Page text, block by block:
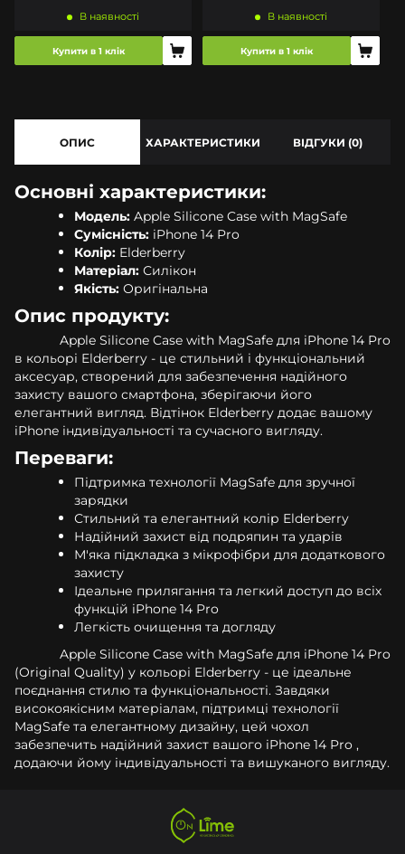
В наявності
Купити в 1 клік
В наявності
Купити в 1 клік
ОПИС ХАРАКТЕРИСТИКИ ВІДГУКИ (0)
Основні характеристики:
Модель: Apple Silicone Case with MagSafe
Сумісність: iPhone 14 Pro
Колір: Elderberry
Матеріал: Силікон
Якість: Оригінальна
Опис продукту:
Apple Silicone Case with MagSafe для iPhone 14 Pro
в кольорі Elderberry - це стильний і функціональний
аксесуар, створений для забезпечення надійного
захисту вашого смартфона, зберігаючи його
елегантний вигляд. Відтінок Elderberry додає вашому
iPhone індивідуальності та сучасного вигляду.
Переваги:
Підтримка технології MagSafe для зручної
зарядки
Стильний та елегантний колір Elderberry
Надійний захист від подряпин та ударів
М'яка підкладка з мікрофібри для додаткового
захисту
Ідеальне прилягання та легкий доступ до всіх
функцій iPhone 14 Pro
Легкість очищення та догляду
Apple Silicone Case with MagSafe для iPhone 14 Pro
(Original Quality) у кольорі Elderberry - це ідеальне
поєднання стилю та функціональності. Завдяки
високоякісним матеріалам, підтримці технології
MagSafe та елегантному дизайну, цей чохол
забезпечить надійний захист вашого iPhone 14 Pro ,
додаючи йому індивідуальності та вишуканого вигляду.